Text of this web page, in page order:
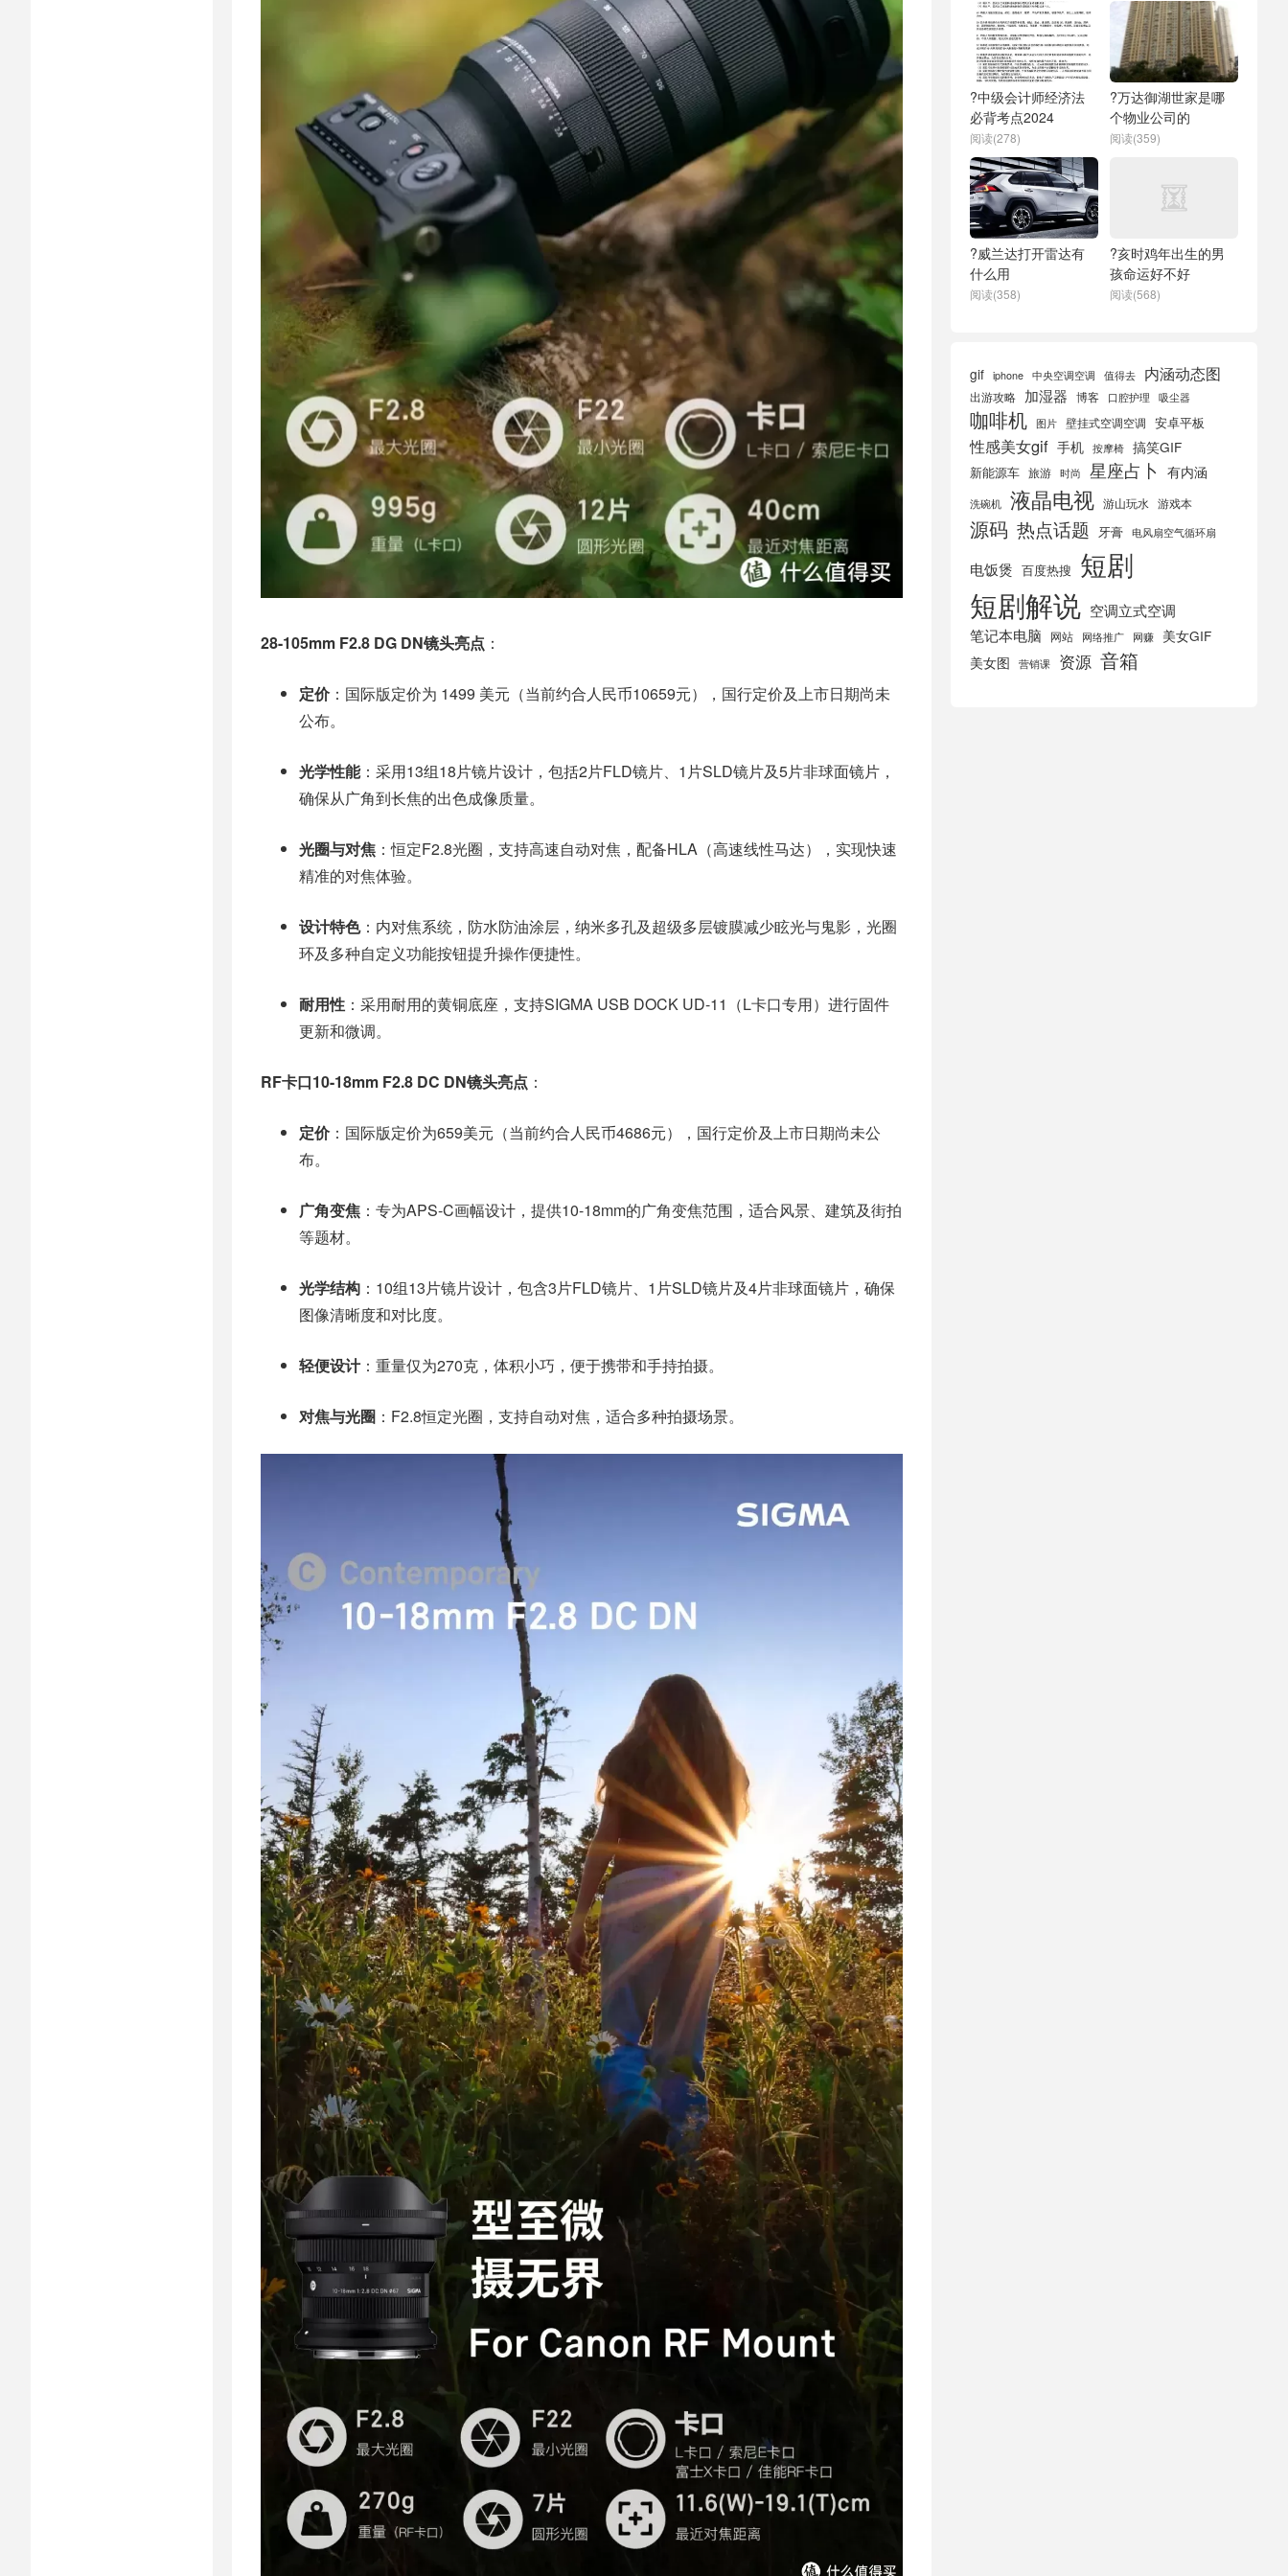
28-105mm F2.8 DG DN镜头亮点 ：
定价：国际版定价为 1499 美元（当前约合人民币10659元），国行定价及上市日期尚未
公布。
光学性能：采用13组18片镜片设计，包括2片FLD镜片、1片SLD镜片及5片非球面镜片，
确保从广角到长焦的出色成像质量。
光圈与对焦 ：恒定F2.8光圈，支持高速自动对焦，配备HLA（高速线性马达），实现快速
精准的对焦体验。
设计特色：内对焦系统，防水防油涂层，纳米多孔及超级多层镀膜减少眩光与鬼影，光圈
环及多种自定义功能按钮提升操作便捷性。
耐用性 ：采用耐用的黄铜底座，支持SIGMA USB DOCK UD-11（L卡口专用）进行固件
更新和微调。
RF卡口10-18mm F2.8 DC DN镜头亮点 ：
定价：国际版定价为659美元（当前约合人民币4686元），国行定价及上市日期尚未公
布。
广角变焦 ：专为APS-C画幅设计，提供10-18mm的广角变焦范围，适合风景、建筑及街拍
等题材。
光学结构 ：10组13片镜片设计，包含3片FLD镜片、1片SLD镜片及4片非球面镜片，确保
图像清晰度和对比度。
轻便设计：重量仅为270克，体积小巧，便于携带和手持拍摄。
对焦与光圈 ：F2.8恒定光圈，支持自动对焦，适合多种拍摄场景。
?中级会计师经济法
必背考点2024
阅读(278)
?万达御湖世家是哪
个物业公司的
阅读(359)
?威兰达打开雷达有
什么用
阅读(358)
?亥时鸡年出生的男
孩命运好不好
阅读(568)
gif iphone 中央空调空调 值得去 内涵动态图
出游攻略 加湿器 博客 口腔护理 吸尘器
咖啡机 图片 壁挂式空调空调 安卓平板
性感美女gif 手机 按摩椅 搞笑GIF
新能源车 旅游 时尚 星座占卜 有内涵
洗碗机 液晶电视 游山玩水 游戏本
源码 热点话题 牙膏 电风扇空气循环扇
电饭煲 百度热搜 短剧
短剧解说 空调立式空调
笔记本电脑 网站 网络推广 网赚
美女GIF
美女图
营销课 资源 音箱